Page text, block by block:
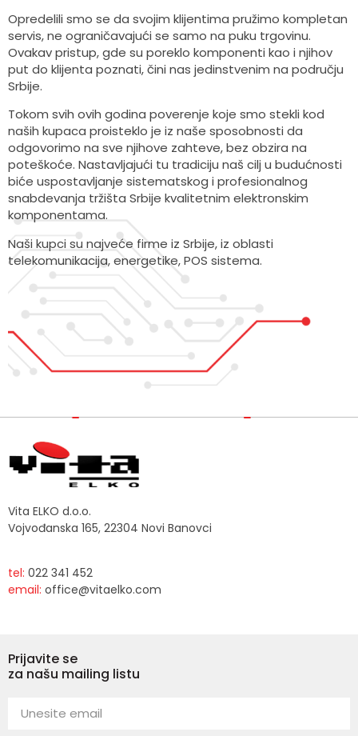
Opredelili smo se da svojim klijentima pružimo kompletan
servis, ne ograničavajući se samo na puku trgovinu.
Ovakav pristup, gde su poreklo komponenti kao i njihov
put do klijenta poznati, čini nas jedinstvenim na području
Srbije.
Tokom svih ovih godina poverenje koje smo stekli kod
naših kupaca proisteklo je iz naše sposobnosti da
odgovorimo na sve njihove zahteve, bez obzira na
poteškoće. Nastavljajući tu tradiciju naš cilj u budućnosti
biće uspostavljanje sistematskog i profesionalnog
snabdevanja tržišta Srbije kvalitetnim elektronskim
komponentama.
Naši kupci su najveće firme iz Srbije, iz oblasti
telekomunikacija, energetike, POS sistema.
Vita ELKO d.o.o.
Vojvođanska 165, 22304 Novi Banovci
tel: 022 341 452
email: office@vitaelko.com
Prijavite se
za našu mailing listu